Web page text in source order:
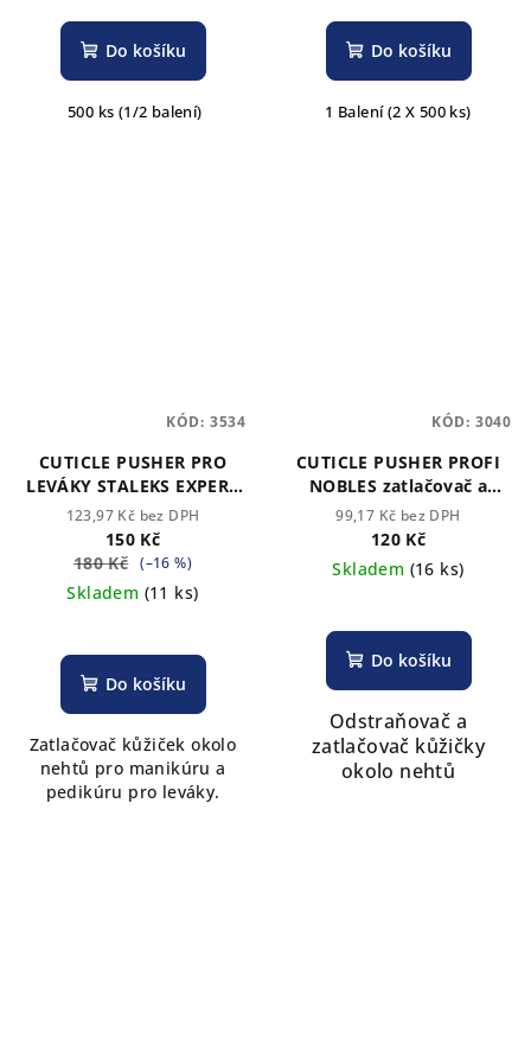
Do košíku
500 ks (1/2 balení)
Do košíku
1 Balení (2 X 500 ks)
CUTICLE PUSHER PRO
LEVÁKY STALEKS EXPERT
30 (4,3) - kulatý,
oboustraný zatlačovač
kužičký
123,97 Kč bez DPH
150 Kč
180 Kč (–16 %)
Skladem (11 ks)
Do košíku
Zatlačovač kůžiček okolo
nehtů pro manikúru a
pedikúru pro leváky.
KÓD: 3534
CUTICLE PUSHER PROFI
NOBLES zatlačovač a
odstraňovač kůžičký
99,17 Kč bez DPH
120 Kč
Skladem (16 ks)
Do košíku
Odstraňovač a
zatlačovač kůžičky
okolo nehtů
KÓD: 3040